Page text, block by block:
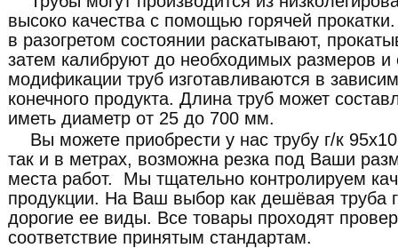
высоко качества с помощью горячей
в разогретом состоянии раскатывают,
затем калибруют до необходимых размеров и
модификации труб изготавливаются в
конечного продукта. Длина труб может
иметь диаметр от 25 до 700 мм.
Вы можете приобрести у нас трубу г/к
так и в метрах, возможна резка под Ваши
места работ. Мы тщательно контролируем
продукции. На Ваш выбор как дешёвая труба
дорогие ее виды. Все товары проходят
соответствие принятым стандартам.